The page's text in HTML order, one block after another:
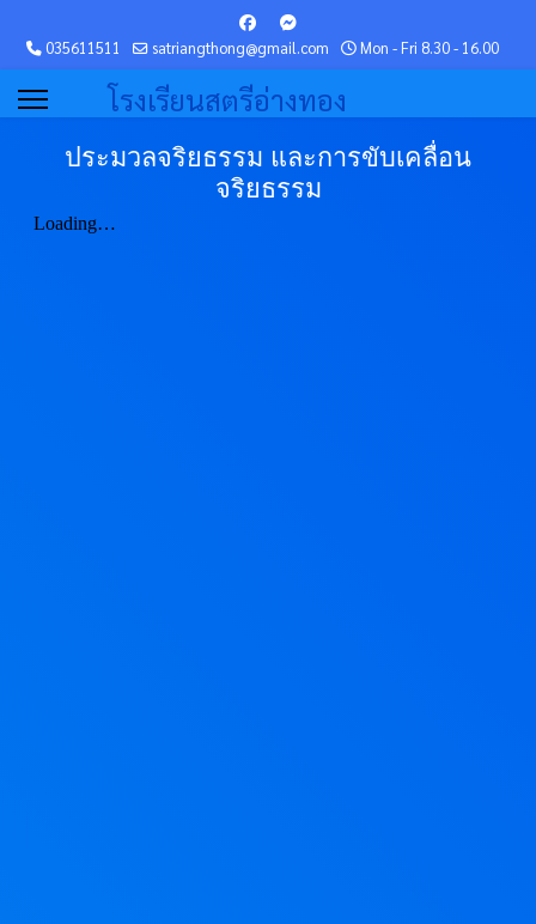
035611511 satriangthong@gmail.com Mon - Fri 8.30 - 16.00
โรงเรียนสตรีอ่างทอง
ประมวลจริยธรรม และการขับเคลื่อน
จริยธรรม